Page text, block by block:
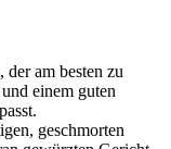
am besten zu
einem guten
geschmorten